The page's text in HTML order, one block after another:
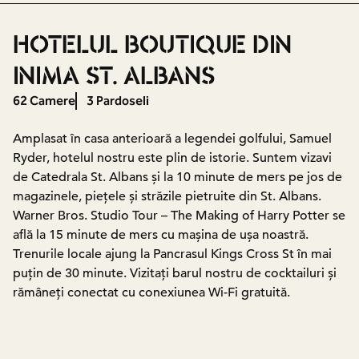
HOTELUL BOUTIQUE DIN
INIMA ST. ALBANS
62 Camere 3 Pardoseli
Amplasat în casa anterioară a legendei golfului, Samuel
Ryder, hotelul nostru este plin de istorie. Suntem vizavi
de Catedrala St. Albans și la 10 minute de mers pe jos de
magazinele, piețele și străzile pietruite din St. Albans.
Warner Bros. Studio Tour – The Making of Harry Potter se
află la 15 minute de mers cu mașina de ușa noastră.
Trenurile locale ajung la Pancrasul Kings Cross St în mai
puțin de 30 minute. Vizitați barul nostru de cocktailuri și
rămâneți conectat cu conexiunea Wi-Fi gratuită.